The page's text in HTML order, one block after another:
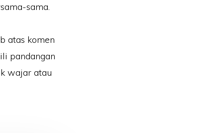
sama.
atas komen
pandangan
wajar atau